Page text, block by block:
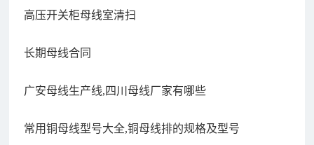
高压开关柜母线室清扫
长期母线合同
广安母线生产线,四川母线厂家有哪些
常用铜母线型号大全,铜母线排的规格及型号